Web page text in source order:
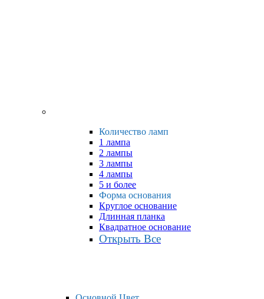
Количество ламп
1 лампа
2 лампы
3 лампы
4 лампы
5 и более
Форма основания
Круглое основание
Длинная планка
Квадратное основание
Открыть Все